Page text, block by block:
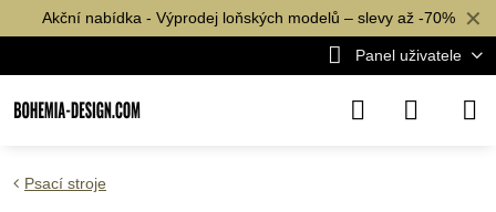
✕
Akční nabídka - Výprodej loňských modelů – slevy až -70%
Panel uživatele
Psací stroje